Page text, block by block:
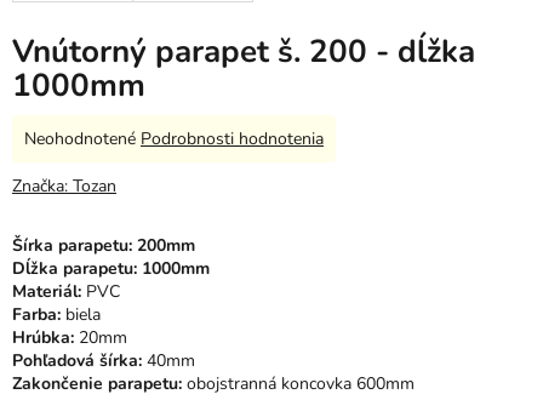
Vnútorný parapet š. 200 - dĺžka
1000mm
Šírka parapetu: 200mm
Dĺžka parapetu: 1000mm
Materiál: PVC
Farba: biela
Hrúbka: 20mm
Pohľadová šírka: 40mm
Zakončenie parapetu: obojstranná koncovka 600mm
Priemerné
produktu
z
5
hviezdičiek.
Neohodnotené Podrobnosti hodnotenia
Značka: Tozan